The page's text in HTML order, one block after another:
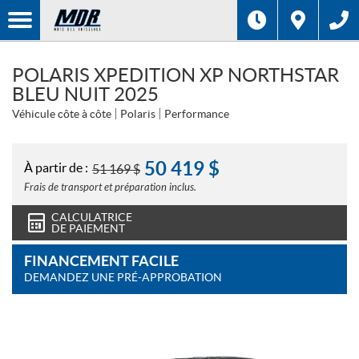
POLARIS XPEDITION XP NORTHSTAR
BLEU NUIT 2025
Véhicule côte à côte Polaris Performance
À partir de : 51 169$ 50 419 $
Frais de transport et préparation inclus.
CALCULATRICE
DE PAIEMENT
FINANCEMENT FACILE
DEMANDEZ UNE PRÉ-APPROBATION